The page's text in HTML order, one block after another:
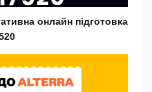
онлайн підготовка